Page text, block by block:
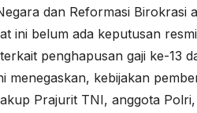
dan Reformasi Birokrasi
ini belum ada keputusan
penghapusan gaji ke-13
menegaskan, kebijakan
Prajurit TNI, anggota Polri,